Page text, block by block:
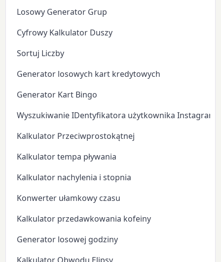
Losowy Generator Grup
Cyfrowy Kalkulator Duszy
Sortuj Liczby
Generator losowych kart kredytowych
Generator Kart Bingo
Wyszukiwanie IDentyfikatora użytkownika Instagram
Kalkulator Przeciwprostokątnej
Kalkulator tempa pływania
Kalkulator nachylenia i stopnia
Konwerter ułamkowy czasu
Kalkulator przedawkowania kofeiny
Generator losowej godziny